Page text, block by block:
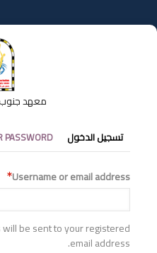
إلى
المحتوى
معهد جنوب
التبويبات
الأساسية
تسجيل الدخول PASSWORD
Username or email address
be sent to your registered
email address.